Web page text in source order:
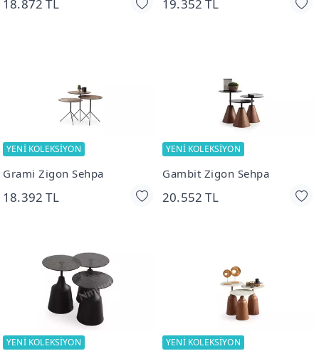
18.872 TL 19.352 TL
YENİ KOLEKSİYON
Grami Zigon Sehpa
18.392 TL
YENİ KOLEKSİYON
Gambit Zigon Sehpa
20.552 TL
YENİ KOLEKSİYON YENİ KOLEKSİYON